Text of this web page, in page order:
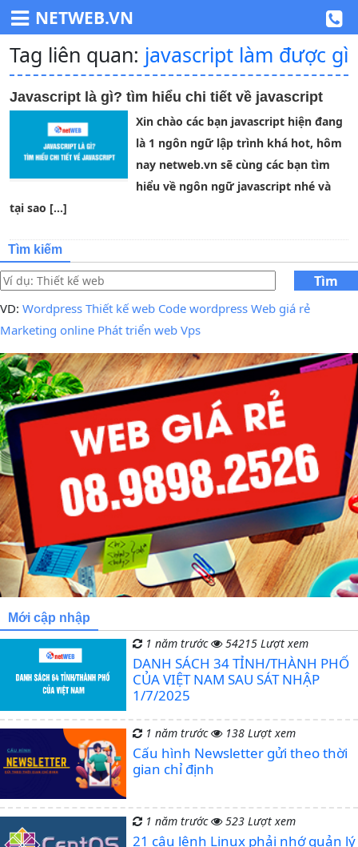
NETWEB.VN
Tag liên quan: javascript làm được gì
Javascript là gì? tìm hiểu chi tiết về javascript
Xin chào các bạn javascript hiện đang
là 1 ngôn ngữ lập trình khá hot, hôm
nay netweb.vn sẽ cùng các bạn tìm
hiểu về ngôn ngữ javascript nhé và
tại sao […]
Tìm kiếm
Tìm
VD: Wordpress Thiết kế web Code wordpress Web giá rẻ
Marketing online Phát triển web Vps
Mới cập nhập
1 năm trước 54215 Lượt xem
DANH SÁCH 34 TỈNH/THÀNH PHỐ
CỦA VIỆT NAM SAU SÁT NHẬP
1/7/2025
1 năm trước 138 Lượt xem
Cấu hình Newsletter gửi theo thời
gian chỉ định
1 năm trước 523 Lượt xem
21 câu lệnh Linux phải nhớ quản lý